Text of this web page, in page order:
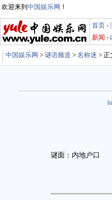
欢迎来到 中国娱乐网 ！
首页 -
新闻 -
中国娱乐网 > 谜语频道 > 名称迷 > 正
谜面：内地户口